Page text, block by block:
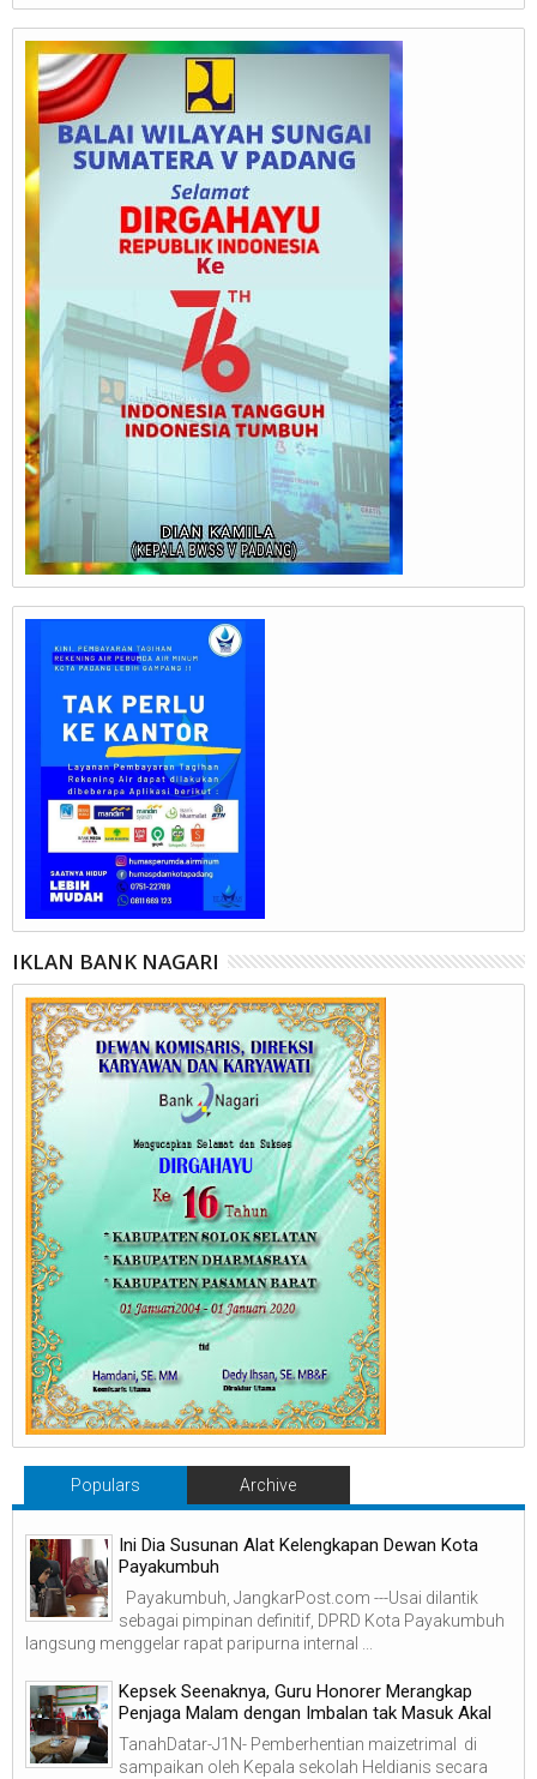
IKLAN BANK NAGARI
Populars Archive
Ini Dia Susunan Alat Kelengkapan Dewan Kota
Payakumbuh
Payakumbuh, JangkarPost.com ---Usai dilantik
sebagai pimpinan definitif, DPRD Kota Payakumbuh
langsung menggelar rapat paripurna internal ...
Kepsek Seenaknya, Guru Honorer Merangkap
Penjaga Malam dengan Imbalan tak Masuk Akal
TanahDatar-J1N- Pemberhentian maizetrimal di
sampaikan oleh Kepala sekolah Heldianis secara